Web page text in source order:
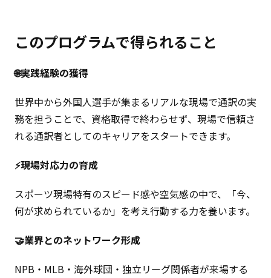
このプログラムで得られること
🌐実践経験の獲得
世界中から外国人選手が集まるリアルな現場で通訳の実
務を担うことで、資格取得で終わらせず、現場で信頼さ
れる通訳者としてのキャリアをスタートできます。
⚡現場対応力の育成
スポーツ現場特有のスピード感や空気感の中で、「今、
何が求められているか」を考え行動する力を養います。
🤝業界とのネットワーク形成
NPB・MLB・海外球団・独立リーグ関係者が来場する